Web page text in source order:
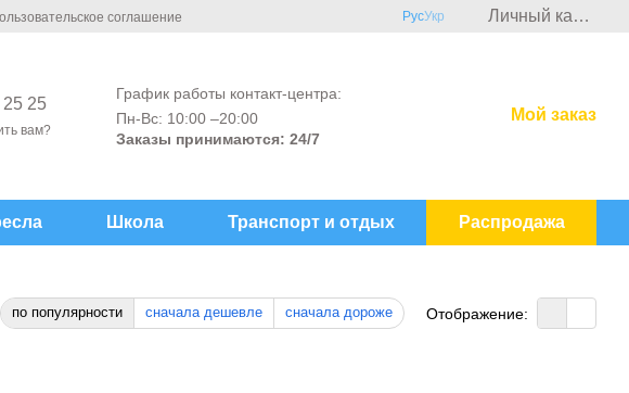
соглашение
РусУкр Личный кабинет
25
вам?
График работы контакт-центра:
Пн-Вс: 10:00 –20:00
Заказы принимаются: 24/7
Мой заказ
Школа Транспорт и отдых Распродажа
по популярности сначала дешевле сначала дороже Отображение: